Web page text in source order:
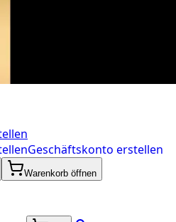
Geschäftskonto erstellen
Warenkorb öffnen